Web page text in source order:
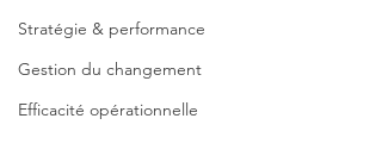
Stratégie & performance
Gestion du changement
Efficacité opérationnelle